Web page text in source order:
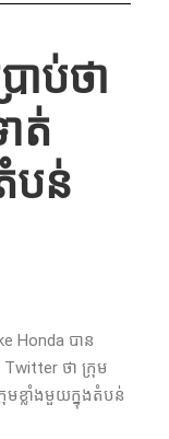
ាប់ថា
ត់​
បន់​
Honda ​បាន​
ថា ក្រុម
ម​​ខ្លាំង​មួយ​ក្នុង​តំបន់​​